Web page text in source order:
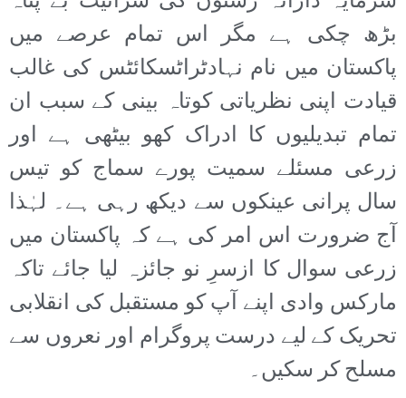
بڑھ چکی ہے مگر اس تمام عرصے میں
پاکستان میں نام نہادٹراٹسکائٹس کی غالب
قیادت اپنی نظریاتی کوتاہ بینی کے سبب ان
تمام تبدیلیوں کا ادراک کھو بیٹھی ہے اور
زرعی مسئلے سمیت پورے سماج کو تیس
سال پرانی عینکوں سے دیکھ رہی ہے۔ لہٰذا
آج ضرورت اس امر کی ہے کہ پاکستان میں
زرعی سوال کا ازسرِ نو جائزہ لیا جائے تاکہ
مارکس وادی اپنے آپ کو مستقبل کی انقلابی
تحریک کے لیے درست پروگرام اور نعروں سے
مسلح کر سکیں۔